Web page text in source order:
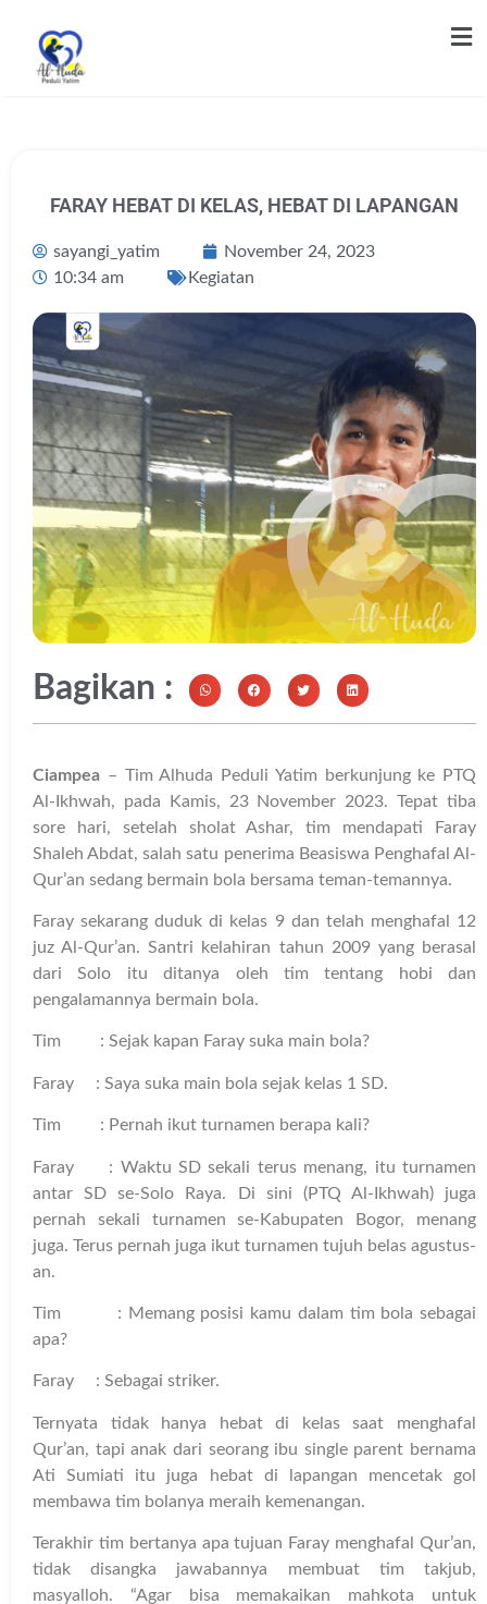
FARAY HEBAT DI KELAS, HEBAT DI LAPANGAN
sayangi_yatim
November 24, 2023
10:34 am
Kegiatan
Bagikan :
Ciampea – Tim Alhuda Peduli Yatim berkunjung ke PTQ
Al-Ikhwah, pada Kamis, 23 November 2023. Tepat tiba
sore hari, setelah sholat Ashar, tim mendapati Faray
Shaleh Abdat, salah satu penerima Beasiswa Penghafal Al-
Qur’an sedang bermain bola bersama teman-temannya.
Faray sekarang duduk di kelas 9 dan telah menghafal 12
juz Al-Qur’an. Santri kelahiran tahun 2009 yang berasal
dari Solo itu ditanya oleh tim tentang hobi dan
pengalamannya bermain bola.
Tim : Sejak kapan Faray suka main bola?
Faray : Saya suka main bola sejak kelas 1 SD.
Tim : Pernah ikut turnamen berapa kali?
Faray : Waktu SD sekali terus menang, itu turnamen
antar SD se-Solo Raya. Di sini (PTQ Al-Ikhwah) juga
pernah sekali turnamen se-Kabupaten Bogor, menang
juga. Terus pernah juga ikut turnamen tujuh belas agustus-
an.
Tim : Memang posisi kamu dalam tim bola sebagai
apa?
Faray : Sebagai striker.
Ternyata tidak hanya hebat di kelas saat menghafal
Qur’an, tapi anak dari seorang ibu single parent bernama
Ati Sumiati itu juga hebat di lapangan mencetak gol
membawa tim bolanya meraih kemenangan.
Terakhir tim bertanya apa tujuan Faray menghafal Qur’an,
tidak disangka jawabannya membuat tim takjub,
masyalloh. “Agar bisa memakaikan mahkota untuk